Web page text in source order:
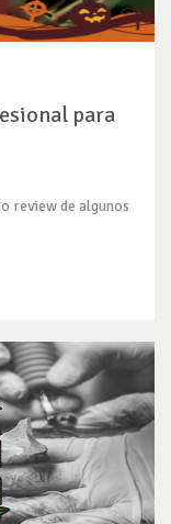
para
review de algunos